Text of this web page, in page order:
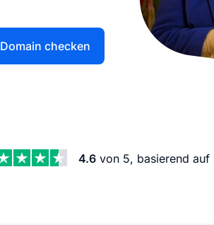
Erstelle schnell gute Domains
Website
Unser
Domain checken
4.6 von 5, basierend auf